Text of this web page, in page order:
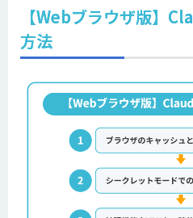
【Webブラウザ版】
方法